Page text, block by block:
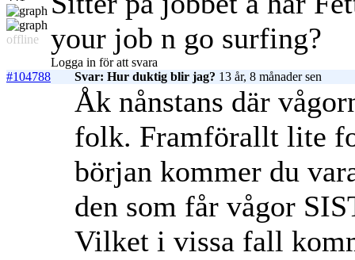
offline
your job n go surfing?
Logga in för att svara
#104788
Svar: Hur duktig blir jag? 13 år, 8 månader sen
Åk nånstans där
folk. Framförallt lite
början kommer du
den som får vågor
Vilket i vissa fall